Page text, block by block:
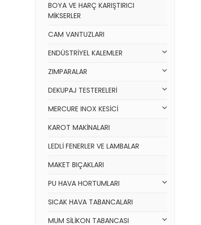
BOYA VE HARÇ KARIŞTIRICI
MİKSERLER
CAM VANTUZLARI
ENDÜSTRİYEL KALEMLER
ZIMPARALAR
DEKUPAJ TESTERELERİ
MERCURE INOX KESİCİ
KAROT MAKİNALARI
LEDLİ FENERLER VE LAMBALAR
MAKET BIÇAKLARI
PU HAVA HORTUMLARI
SICAK HAVA TABANCALARI
MUM SİLİKON TABANCASI